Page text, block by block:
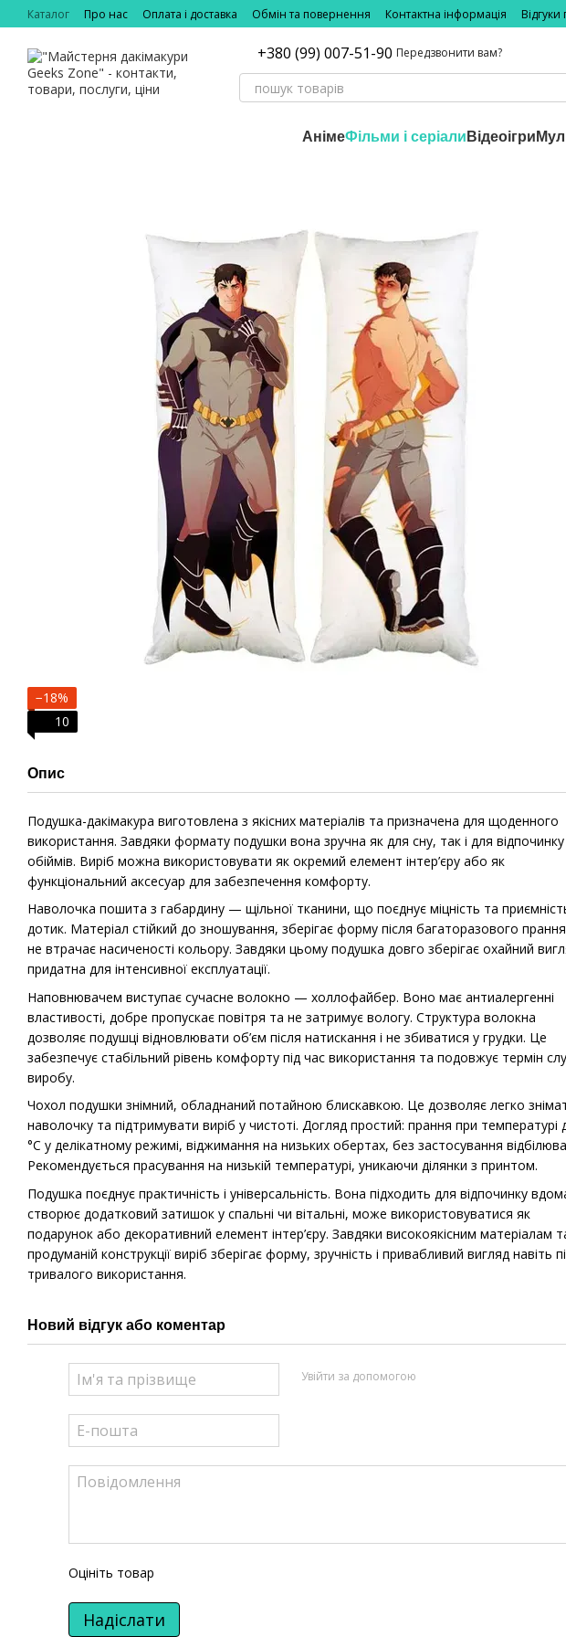
Перейти до основного контенту
Каталог Про нас Оплата і доставка Обмін та повернення Контактна інформація
+380 (99) 007-51-90 Передзвонити вам?
АнімеФільми і серіали Відеоігри
−18%
10
Опис
Подушка-дакімакура виготовлена з якісних матеріалів та призначена для щоденного
використання. Завдяки формату подушки вона зручна як для сну, так і для
обіймів. Виріб можна використовувати як окремий елемент інтер’єру або як
функціональний аксесуар для забезпечення комфорту.
Наволочка пошита з габардину — щільної тканини, що поєднує міцність та
дотик. Матеріал стійкий до зношування, зберігає форму після багаторазового
не втрачає насиченості кольору. Завдяки цьому подушка довго зберігає охайний
придатна для інтенсивної експлуатації.
Наповнювачем виступає сучасне волокно — холлофайбер. Воно має антиалергенні
властивості, добре пропускає повітря та не затримує вологу. Структура волокна
дозволяє подушці відновлювати об’єм після натискання і не збиватися у грудки. Це
забезпечує стабільний рівень комфорту під час використання та подовжує термін
виробу.
Чохол подушки знімний, обладнаний потайною блискавкою. Це дозволяє легко
наволочку та підтримувати виріб у чистоті. Догляд простий: прання при температурі
°C у делікатному режимі, віджимання на низьких обертах, без застосування
Рекомендується прасування на низькій температурі, уникаючи ділянки з принтом.
Подушка поєднує практичність і універсальність. Вона підходить для відпочинку
створює додатковий затишок у спальні чи вітальні, може використовуватися як
подарунок або декоративний елемент інтер’єру. Завдяки високоякісним матеріалам
продуманій конструкції виріб зберігає форму, зручність і привабливий вигляд навіть
тривалого використання.
Новий відгук або коментар
Увійти за допомогою
Оцініть товар
Надіслати